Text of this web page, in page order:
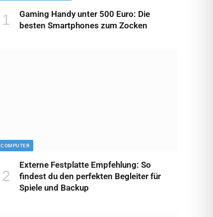
Gaming Handy unter 500 Euro: Die
besten Smartphones zum Zocken
COMPUTER
Externe Festplatte Empfehlung: So
findest du den perfekten Begleiter für
Spiele und Backup